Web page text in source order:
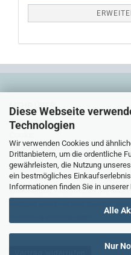
Diese Webseite
Technologien
Wir verwenden Cookies und
Drittanbietern, um die ordentliche
gewährleisten, die Nutzung
ein bestmögliches
Informationen finden Sie in unserer
Alle
Nur
MEHR ÜBER...
Impressum
Einstellungen
Sämtliche Daten, Texte und Bilder sind unser